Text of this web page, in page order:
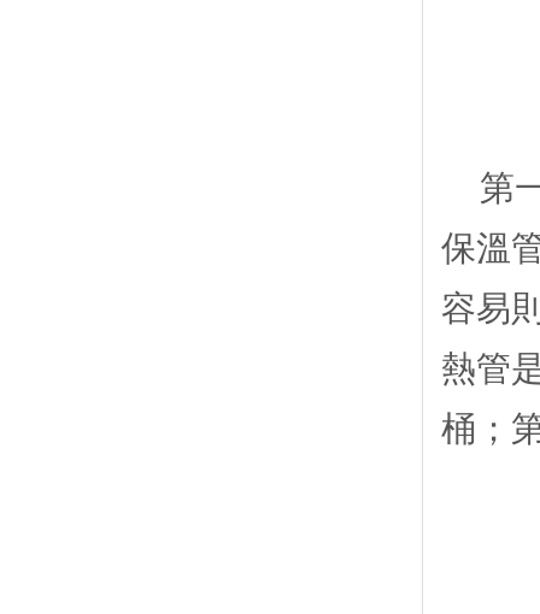
第一
保溫
容易
熱管
桶；